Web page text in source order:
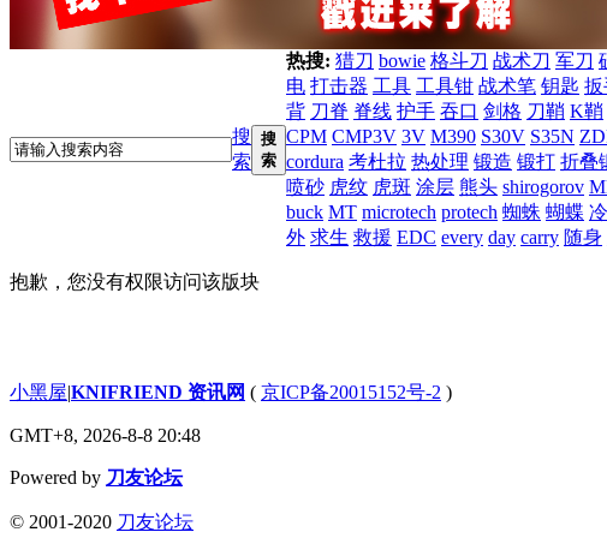
搜
索
搜
索
热搜: 猎刀 bowie 格斗刀 战术刀 军刀
电 打击器 工具 工具钳 战术笔 钥匙 扳
背 刀脊 脊线 护手 吞口 剑格 刀鞘 K鞘
CPM CMP3V 3V M390 S30V S35N
cordura 考杜拉 热处理 锻造 锻打 折叠
喷砂 虎纹 虎斑 涂层 熊头 shirogorov
buck MT microtech protech 蜘蛛 蝴蝶
外 求生 救援 EDC every day carry 随身
抱歉，您没有权限访问该版块
小黑屋|KNIFRIEND 资讯网 ( 京ICP备20015152号-2 )
GMT+8, 2026-8-8 20:48
Powered by 刀友论坛
© 2001-2020 刀友论坛